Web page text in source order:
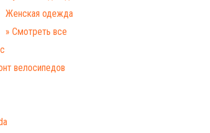
Женская одежда
» Смотреть все
велосипедов